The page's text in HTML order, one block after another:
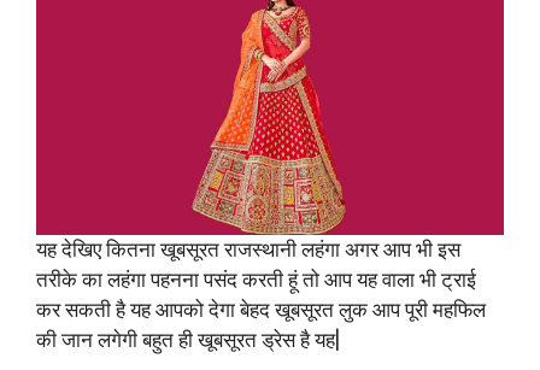
यह देखिए कितना खूबसूरत राजस्थानी लहंगा अगर आप भी इस
तरीके का लहंगा पहनना पसंद करती हूं तो आप यह वाला भी ट्राई
कर सकती है यह आपको देगा बेहद खूबसूरत लुक आप पूरी महफिल
की जान लगेगी बहुत ही खूबसूरत ड्रेस है यह|